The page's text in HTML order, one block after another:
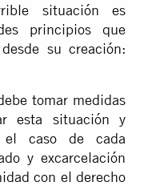
situación es
principios que
su creación:
tomar medidas
esta situación y
el caso de cada
y excarcelación
con el derecho